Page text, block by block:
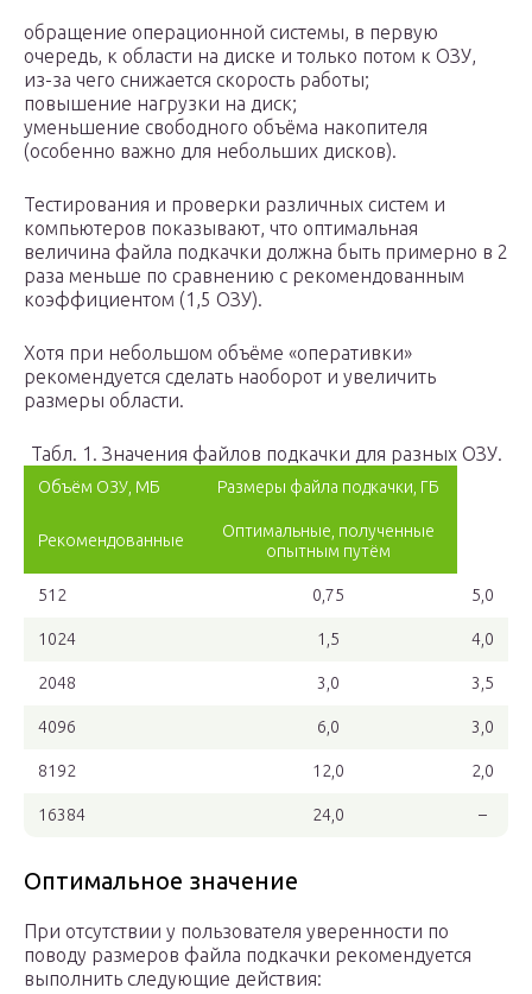
обращение операционной системы, в первую
очередь, к области на диске и только потом к ОЗУ,
из-за чего снижается скорость работы;
повышение нагрузки на диск;
уменьшение свободного объёма накопителя
(особенно важно для небольших дисков).
Тестирования и проверки различных систем и
компьютеров показывают, что оптимальная
величина файла подкачки должна быть примерно в 2
раза меньше по сравнению с рекомендованным
коэффициентом (1,5 ОЗУ).
Хотя при небольшом объёме «оперативки»
рекомендуется сделать наоборот и увеличить
размеры области.
Табл. 1. Значения файлов подкачки для разных ОЗУ.
Объём ОЗУ, МБ Размеры файла подкачки, ГБ
Рекомендованные
Оптимальные, полученные
опытным путём
512 0,75 5,0
1024 1,5 4,0
2048 3,0 3,5
4096 6,0 3,0
8192 12,0 2,0
16384 24,0 –
Оптимальное значение
При отсутствии у пользователя уверенности по
поводу размеров файла подкачки рекомендуется
выполнить следующие действия: